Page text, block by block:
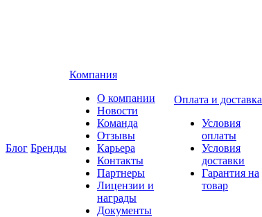
Блог Бренды
Компания
О компании
Новости
Команда
Отзывы
Карьера
Контакты
Партнеры
Лицензии и
награды
Документы
Оплата и доставка
Условия
оплаты
Условия
доставки
Гарантия на
товар